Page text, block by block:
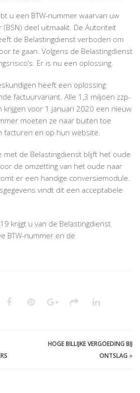
ERS
u een BTW-nummer waarvan uw
deel uitmaakt. De Autoriteit
de Belastingdienst verboden om
te gaan. Volgens de Belastingdienst
Er is nu een oplossing.
heeft een oplossing
factuurvariant. Alle 1,3 miljoen zzp-
krijgen voor 1 januari 2020 een nieuw
moeten ze naar buiten toe
facturen en op hun website.
met de Belastingdienst blijft het oude
de omzetting van het oude naar
er een handige conversiemodule.
vindt dit een acceptabele
krijgt u van de Belastingdienst
BTW-nummer en de
HOGE BILLIJKE VERGOEDING BIJ
ONTSLAG »